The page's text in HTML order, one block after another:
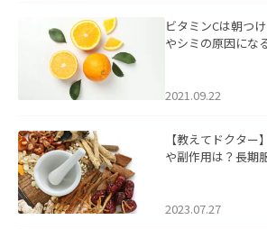
ビタミンCは朝つ
やシミの原因にな
2021.09.22
【教えてドクタ
や副作用は？長期
2023.07.27